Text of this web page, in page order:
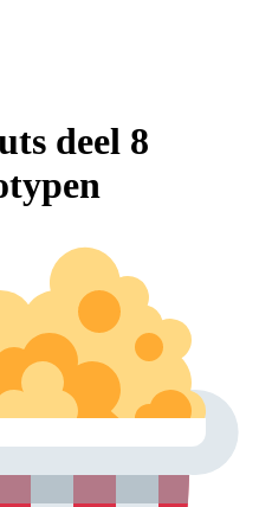
deel 8